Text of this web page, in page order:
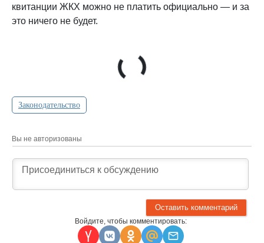
квитанции ЖКХ можно не платить официально — и за
это ничего не будет.
Законодательство
Вы не авторизованы
Войдите, чтобы комментировать: